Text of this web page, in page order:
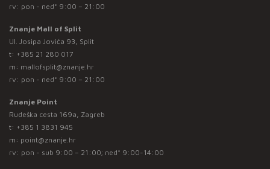
rv: pon - ned* 9:00 – 21:00
Znanje Mall of Split
Ul. Josipa Jovića 93, Split
t: +385 21 280 017
m: mallofsplit@znanje.hr
rv: pon - ned* 9:00 – 21:00
Znanje Point
Rudeška cesta 169a, Zagreb
t: +385 1 3831 945
m: point@znanje.hr
rv: pon - sub 9:00 – 21:00; ned* 9:00-14:00